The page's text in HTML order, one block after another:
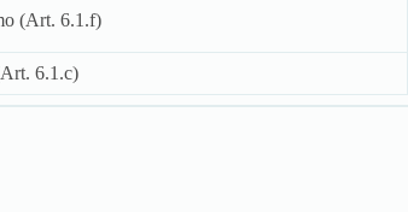
(Art. 6.1.f)
6.1.c)